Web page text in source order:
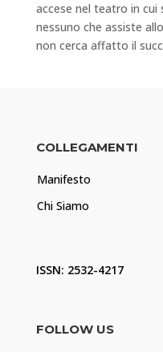
accese nel teatro in cui
nessuno che assiste
non cerca affatto il
COLLEGAMENTI
Manifesto
Chi Siamo
ISSN: 2532-4217
FOLLOW US